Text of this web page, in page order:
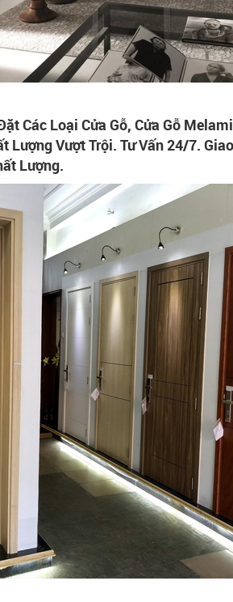
Các Loại Cửa Gỗ, Cửa Gỗ
Lượng Vượt Trội. Tư Vấn 24/7.
Lượng.